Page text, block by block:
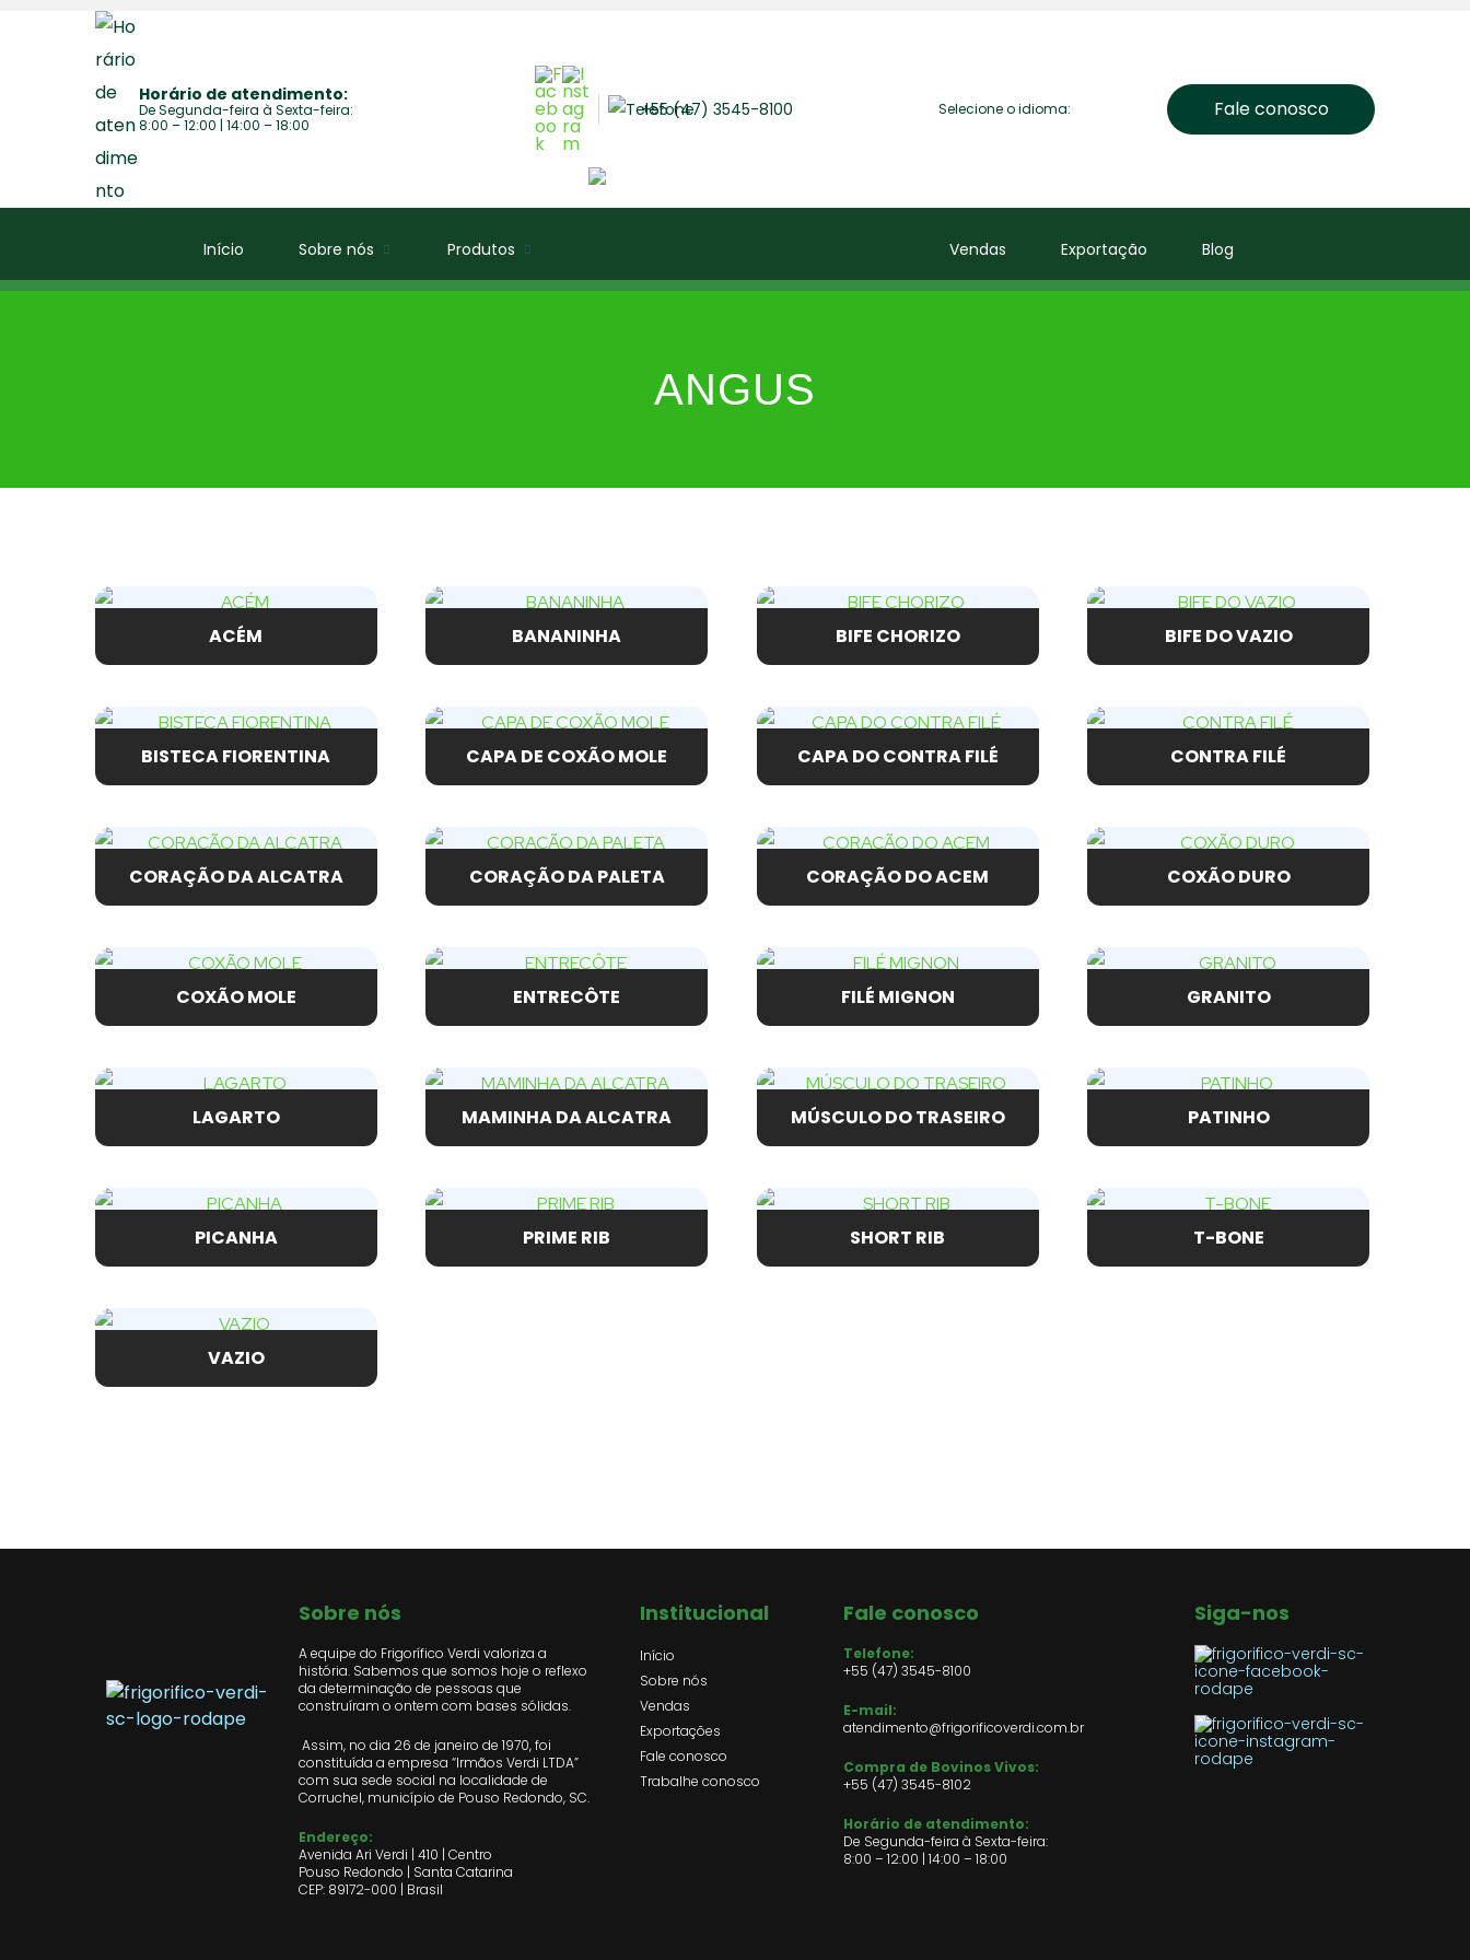
Horário de atendimento:
De Segunda-feira à Sexta-feira:
8:00 – 12:00 | 14:00 – 18:00
+55 (47) 3545-8100 Selecione o idioma: Fale conosco
Início Sobre nós Produtos Vendas Exportação Blog
ANGUS
ACÉM BANANINHA BIFE CHORIZO BIFE DO VAZIO
BISTECA FIORENTINA CAPA DE COXÃO MOLE CAPA DO CONTRA FILÉ CONTRA FILÉ
CORAÇÃO DA ALCATRA CORAÇÃO DA PALETA CORAÇÃO DO ACEM COXÃO DURO
COXÃO MOLE ENTRECÔTE FILÉ MIGNON GRANITO
LAGARTO MAMINHA DA ALCATRA MÚSCULO DO TRASEIRO PATINHO
PICANHA PRIME RIB SHORT RIB T-BONE
VAZIO
Sobre nós
A equipe do Frigorífico Verdi valoriza a
história. Sabemos que somos hoje o reflexo
da determinação de pessoas que
construíram o ontem com bases sólidas.
Assim, no dia 26 de janeiro de 1970, foi
constituída a empresa “Irmãos Verdi LTDA”
com sua sede social na localidade de
Corruchel, município de Pouso Redondo, SC.
Endereço:
Avenida Ari Verdi | 410 | Centro
Pouso Redondo | Santa Catarina
CEP: 89172-000 | Brasil
Institucional
Início
Sobre nós
Vendas
Exportações
Fale conosco
Trabalhe conosco
Fale conosco
Telefone:
+55 (47) 3545-8100
E-mail:
atendimento@frigorificoverdi.com.br
Compra de Bovinos Vivos:
+55 (47) 3545-8102
Horário de atendimento:
De Segunda-feira à Sexta-feira:
8:00 – 12:00 | 14:00 – 18:00
Siga-nos